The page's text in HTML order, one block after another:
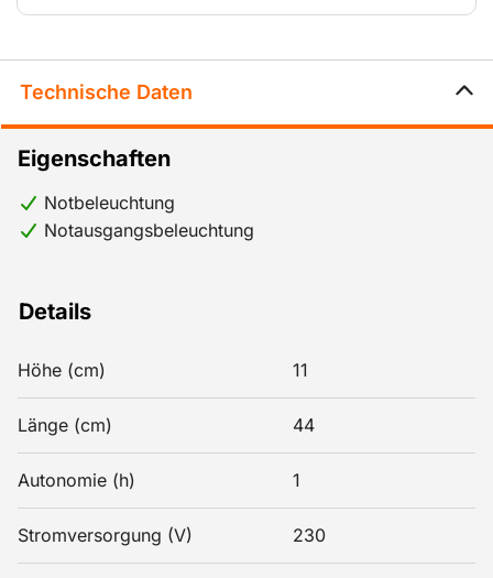
Technische Daten
Details
Höhe (cm) 11
Länge (cm) 44
Autonomie (h) 1
Stromversorgung (V) 230
Eigenschaften
Notbeleuchtung
Notausgangsbeleuchtung